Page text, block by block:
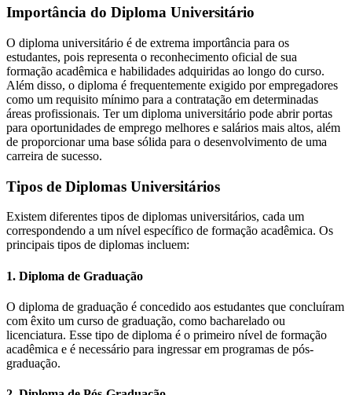
Importância do Diploma Universitário
O diploma universitário é de extrema importância para os
estudantes, pois representa o reconhecimento oficial de sua
formação acadêmica e habilidades adquiridas ao longo do curso.
Além disso, o diploma é frequentemente exigido por empregadores
como um requisito mínimo para a contratação em determinadas
áreas profissionais. Ter um diploma universitário pode abrir portas
para oportunidades de emprego melhores e salários mais altos, além
de proporcionar uma base sólida para o desenvolvimento de uma
carreira de sucesso.
Tipos de Diplomas Universitários
Existem diferentes tipos de diplomas universitários, cada um
correspondendo a um nível específico de formação acadêmica. Os
principais tipos de diplomas incluem:
1. Diploma de Graduação
O diploma de graduação é concedido aos estudantes que concluíram
com êxito um curso de graduação, como bacharelado ou
licenciatura. Esse tipo de diploma é o primeiro nível de formação
acadêmica e é necessário para ingressar em programas de pós-
graduação.